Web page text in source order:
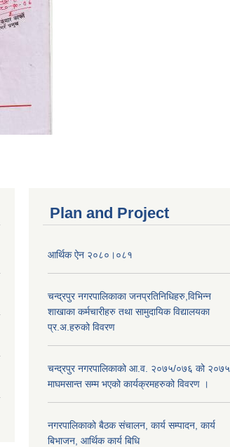
Plan and Project
आर्थिक ऐन २०८०।०८१
चन्द्रपुर नगरपालिकाका जनप्रतिनिधिहरु,विभिन्न
शाखाका कर्मचारीहरु तथा सामुदायिक विद्यालयका
प्र.अ.हरुको विवरण
चन्द्रपुर नगरपालिकाको आ.व. २०७५/०७६ को २०७५
माघमसान्त सम्म भएको कार्यक्रमहरुको विवरण ।
नगरपालिकाको बैठक संचालन, कार्य सम्पादन, कार्य
बिभाजन, आर्थिक कार्य बिधि